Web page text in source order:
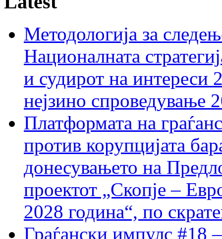
Методологија за
Националната
и судирот на интереси
нејзино спроведување
Платформата на
против корупцијата
донесувањето на
проектот „Скопје –
2028 година“, по
Граѓански импулс #18